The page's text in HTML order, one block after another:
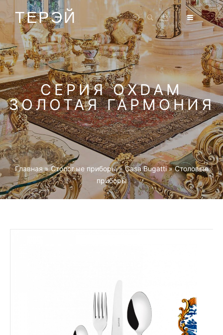
ТЕРЭЙ
СЕРИЯ OXDAM
ЗОЛОТАЯ ГАРМОНИЯ
Главная »Столовые приборы »Casa Bugatti »Столовые
приборы